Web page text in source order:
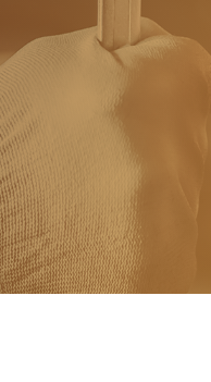
Rema